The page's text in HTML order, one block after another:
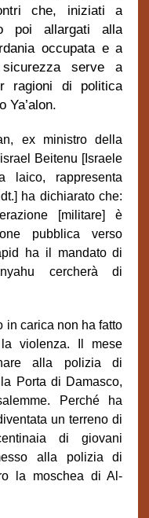
che, iniziati a
poi allargati alla
occupata e a
sicurezza serve a
ragioni di politica
Ya’alon.
ex ministro della
Beitenu [Israele
laico, rappresenta
ha dichiarato che:
[militare] è
pubblica verso
ha il mandato di
cercherà di
in carica non ha fatto
violenza. Il mese
alla polizia di
Porta di Damasco,
Perché ha
un terreno di
di giovani
alla polizia di
la moschea di Al-